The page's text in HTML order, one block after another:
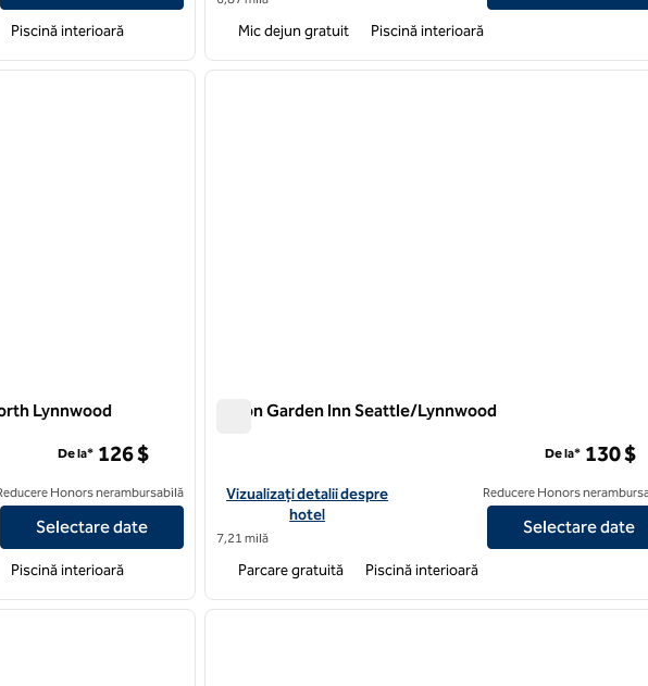
Piscină interioară Mic dejun gratuit Piscină interioară
imaginea următoare
Lynnwood
Suites by Hilton Seattle North Lynnwood
De la* 126 $
Honors nerambursabilă
Selectare date
Piscină interioară
1 din 12
Hilton Garden Inn Seattle/Lynnwood
Vizualizați detaliile hotelului Hilton Garden Inn Seattle/
Vizualizați detalii despre
hotel
7,21 milă
De la* 130 $
Reducere Honors
Selectare date
Parcare gratuită Piscină interioară
imaginea următoare
1 din 12